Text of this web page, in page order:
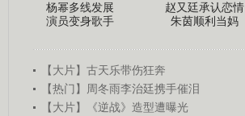
杨幂多线发展
演员变身歌手
赵又廷承认恋情
朱茵顺利当妈
【大片】古天乐带伤狂奔
【热门】周冬雨李治廷携手催泪
【大片】《逆战》造型遭曝光